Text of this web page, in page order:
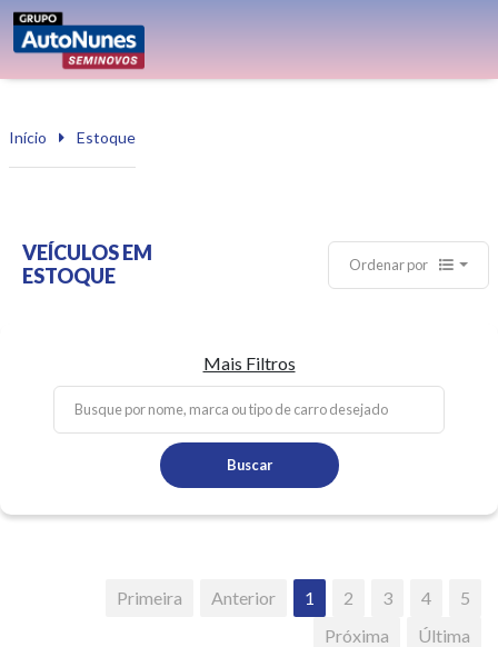
Início Estoque
VEÍCULOS EM
ESTOQUE
Ordenar por
Mais Filtros
Buscar
Primeira Anterior 1 2 3 4
5
Próxima
Última